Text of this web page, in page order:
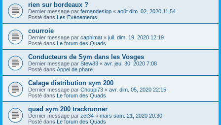
rien sur bordeaux ?
Dernier message par fernandeslop « août dim. 02, 2020 11:54
Posté dans Les Evénements
courroie
Dernier message par caphimat « juil. dim. 19, 2020 12:19
Posté dans Le forum des Quads
Conducteurs de Sym dans les Vosges
Dernier message par Stew83 « avr. jeu. 30, 2020 7:08
Posté dans Appel de phare
Calage distribution sym 200
Dernier message par Choupi73 « avr. dim. 05, 2020 22:15
Posté dans Le forum des Quads
quad sym 200 trackrunner
Dernier message par zet34 « mars sam. 21, 2020 20:30
Posté dans Le forum des Quads